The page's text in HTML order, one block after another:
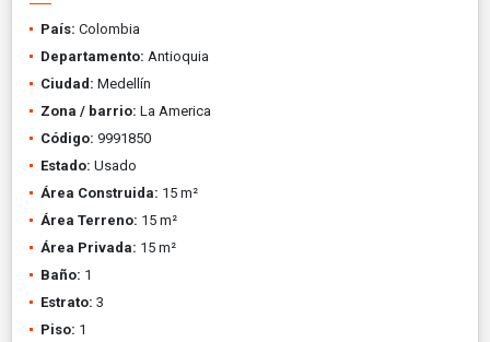
País: Colombia
Departamento: Antioquia
Ciudad: Medellín
Zona / barrio: La America
Código: 9991850
Estado: Usado
Área Construida: 15 m²
Área Terreno: 15 m²
Área Privada: 15 m²
Baño: 1
Estrato: 3
Piso: 1